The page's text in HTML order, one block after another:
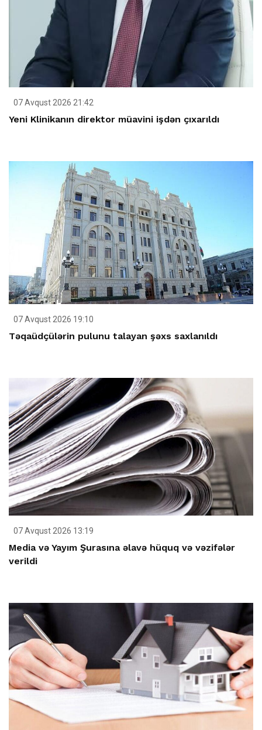
07 Avqust 2026 21:42
Yeni Klinikanın direktor müavini işdən çıxarıldı
07 Avqust 2026 19:10
Təqaüdçülərin pulunu talayan şəxs saxlanıldı
07 Avqust 2026 13:19
Media və Yayım Şurasına əlavə hüquq və vəzifələr
verildi